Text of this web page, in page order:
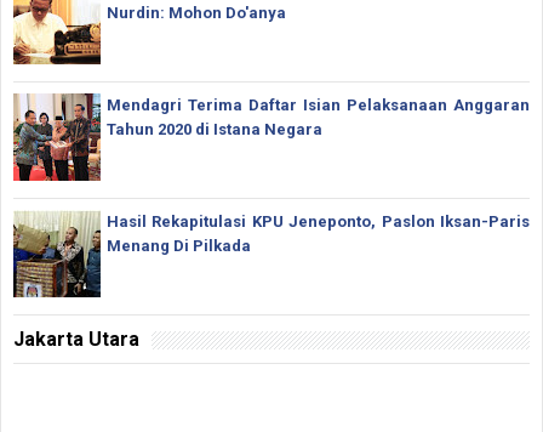
Nurdin: Mohon Do'anya
Mendagri Terima Daftar Isian Pelaksanaan Anggaran
Tahun 2020 di Istana Negara
Hasil Rekapitulasi KPU Jeneponto, Paslon Iksan-Paris
Menang Di Pilkada
Jakarta Utara